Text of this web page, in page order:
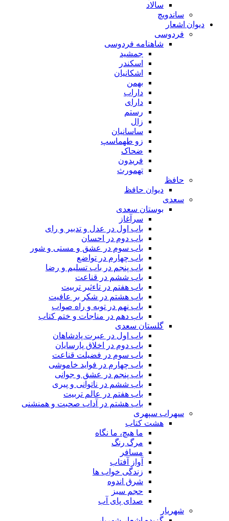
سالاد
ساندویچ
دیوان اشعار
فردوسی
شاهنامه فردوسی
جمشید
اسکندر
اشکانیان
بهمن
داراب
دارای
رستم
زال
ساسانیان
زو طهماسپ‏
ضحاک
فریدون
تهمورث
حافظ
دیوان حافظ
سعدی
بوستان سعدی
سرآغاز
باب اول در عدل و تدبیر و رای
باب دوم در احسان
باب سوم در عشق و مستی و شور
باب چهارم در تواضع
باب پنجم در باب تسلیم و رضا
باب ششم در قناعت
باب هفتم در تاءثیر تربیت
باب هشتم در شکر بر عافیت
باب نهم در توبه و راه صواب
باب دهم در مناجات و ختم کتاب
گلستان سعدی
باب اول در عبرت پادشاهان
باب دوم در اخلاق پارسایان
باب سوم در فضیلت قناعت
باب چهارم در فواید خاموشى
باب پنجم در عشق و جوانى
باب ششم در ناتوانى و پیرى
باب هفتم در عالم تربیت
باب هشتم در آداب صحبت و همنشنى
سهراب سپهری
هشت کتاب
ما هیچ، ما نگاه
مرگ رنگ
مسافر
آواز آفتاب
زندگی خواب ها
شرق اندوه
حجم سبز
صدای پای آب
شهریار